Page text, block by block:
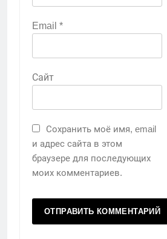
Email *
Сайт
Сохранить моё имя, email
и адрес сайта в этом
браузере для последующих
моих комментариев.